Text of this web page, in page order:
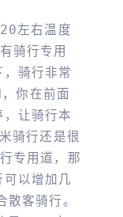
左右温度
骑行专用
骑行非常
你在前面
让骑行本
骑行还是很
专用道，那
以增加几
客骑行。